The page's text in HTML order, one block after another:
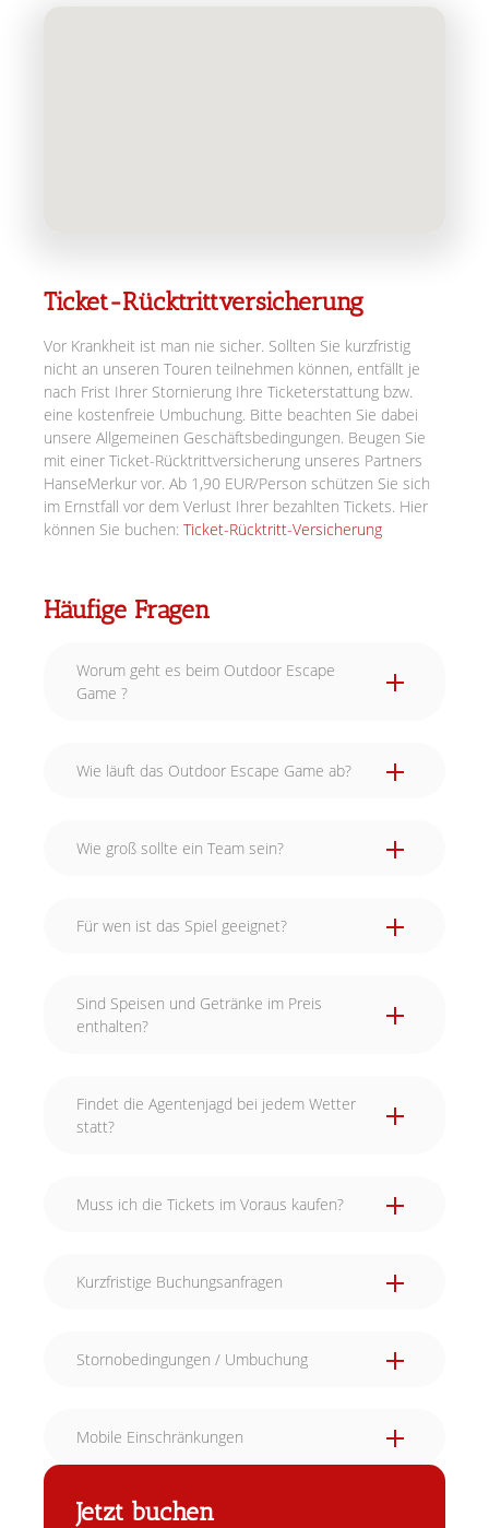
Ticket-Rücktrittversicherung
Vor Krankheit ist man nie sicher. Sollten Sie kurzfristig
nicht an unseren Touren teilnehmen können, entfällt je
nach Frist Ihrer Stornierung Ihre Ticketerstattung bzw.
eine kostenfreie Umbuchung. Bitte beachten Sie dabei
unsere Allgemeinen Geschäftsbedingungen. Beugen Sie
mit einer Ticket-Rücktrittversicherung unseres Partners
HanseMerkur vor. Ab 1,90 EUR/Person schützen Sie sich
im Ernstfall vor dem Verlust Ihrer bezahlten Tickets. Hier
können Sie buchen: Ticket-Rücktritt-Versicherung
Häufige Fragen
Worum geht es beim Outdoor Escape
Game ?
Wie läuft das Outdoor Escape Game ab?
Wie groß sollte ein Team sein?
Für wen ist das Spiel geeignet?
Sind Speisen und Getränke im Preis
enthalten?
Findet die Agentenjagd bei jedem Wetter
statt?
Muss ich die Tickets im Voraus kaufen?
Kurzfristige Buchungsanfragen
Stornobedingungen / Umbuchung
Mobile Einschränkungen
Jetzt buchen